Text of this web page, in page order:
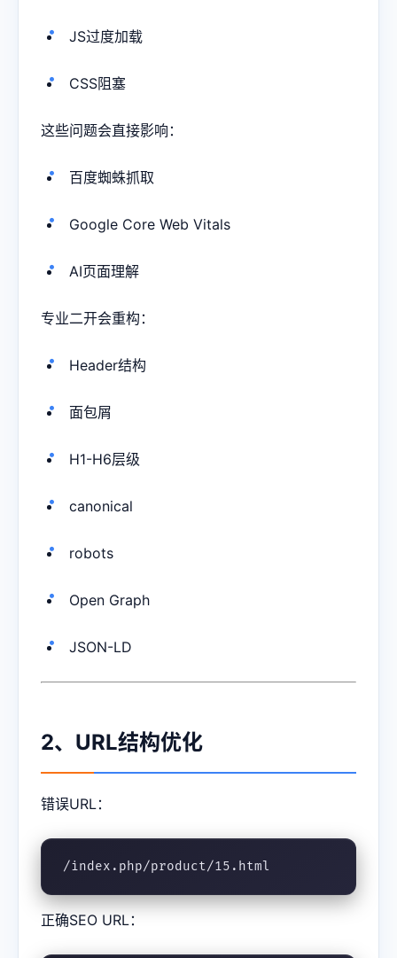
JS过度加载
CSS阻塞
这些问题会直接影响：
百度蜘蛛抓取
Google Core Web Vitals
AI页面理解
专业二开会重构：
Header结构
面包屑
H1-H6层级
canonical
robots
Open Graph
JSON-LD
2、URL结构优化
错误URL：
/index.php/product/15.html
正确SEO URL：